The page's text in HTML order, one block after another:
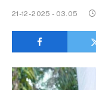
21-12-2025 - 03.05